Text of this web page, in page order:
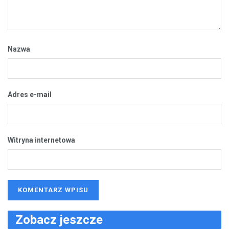
Nazwa
Adres e-mail
Witryna internetowa
Zobacz jeszcze